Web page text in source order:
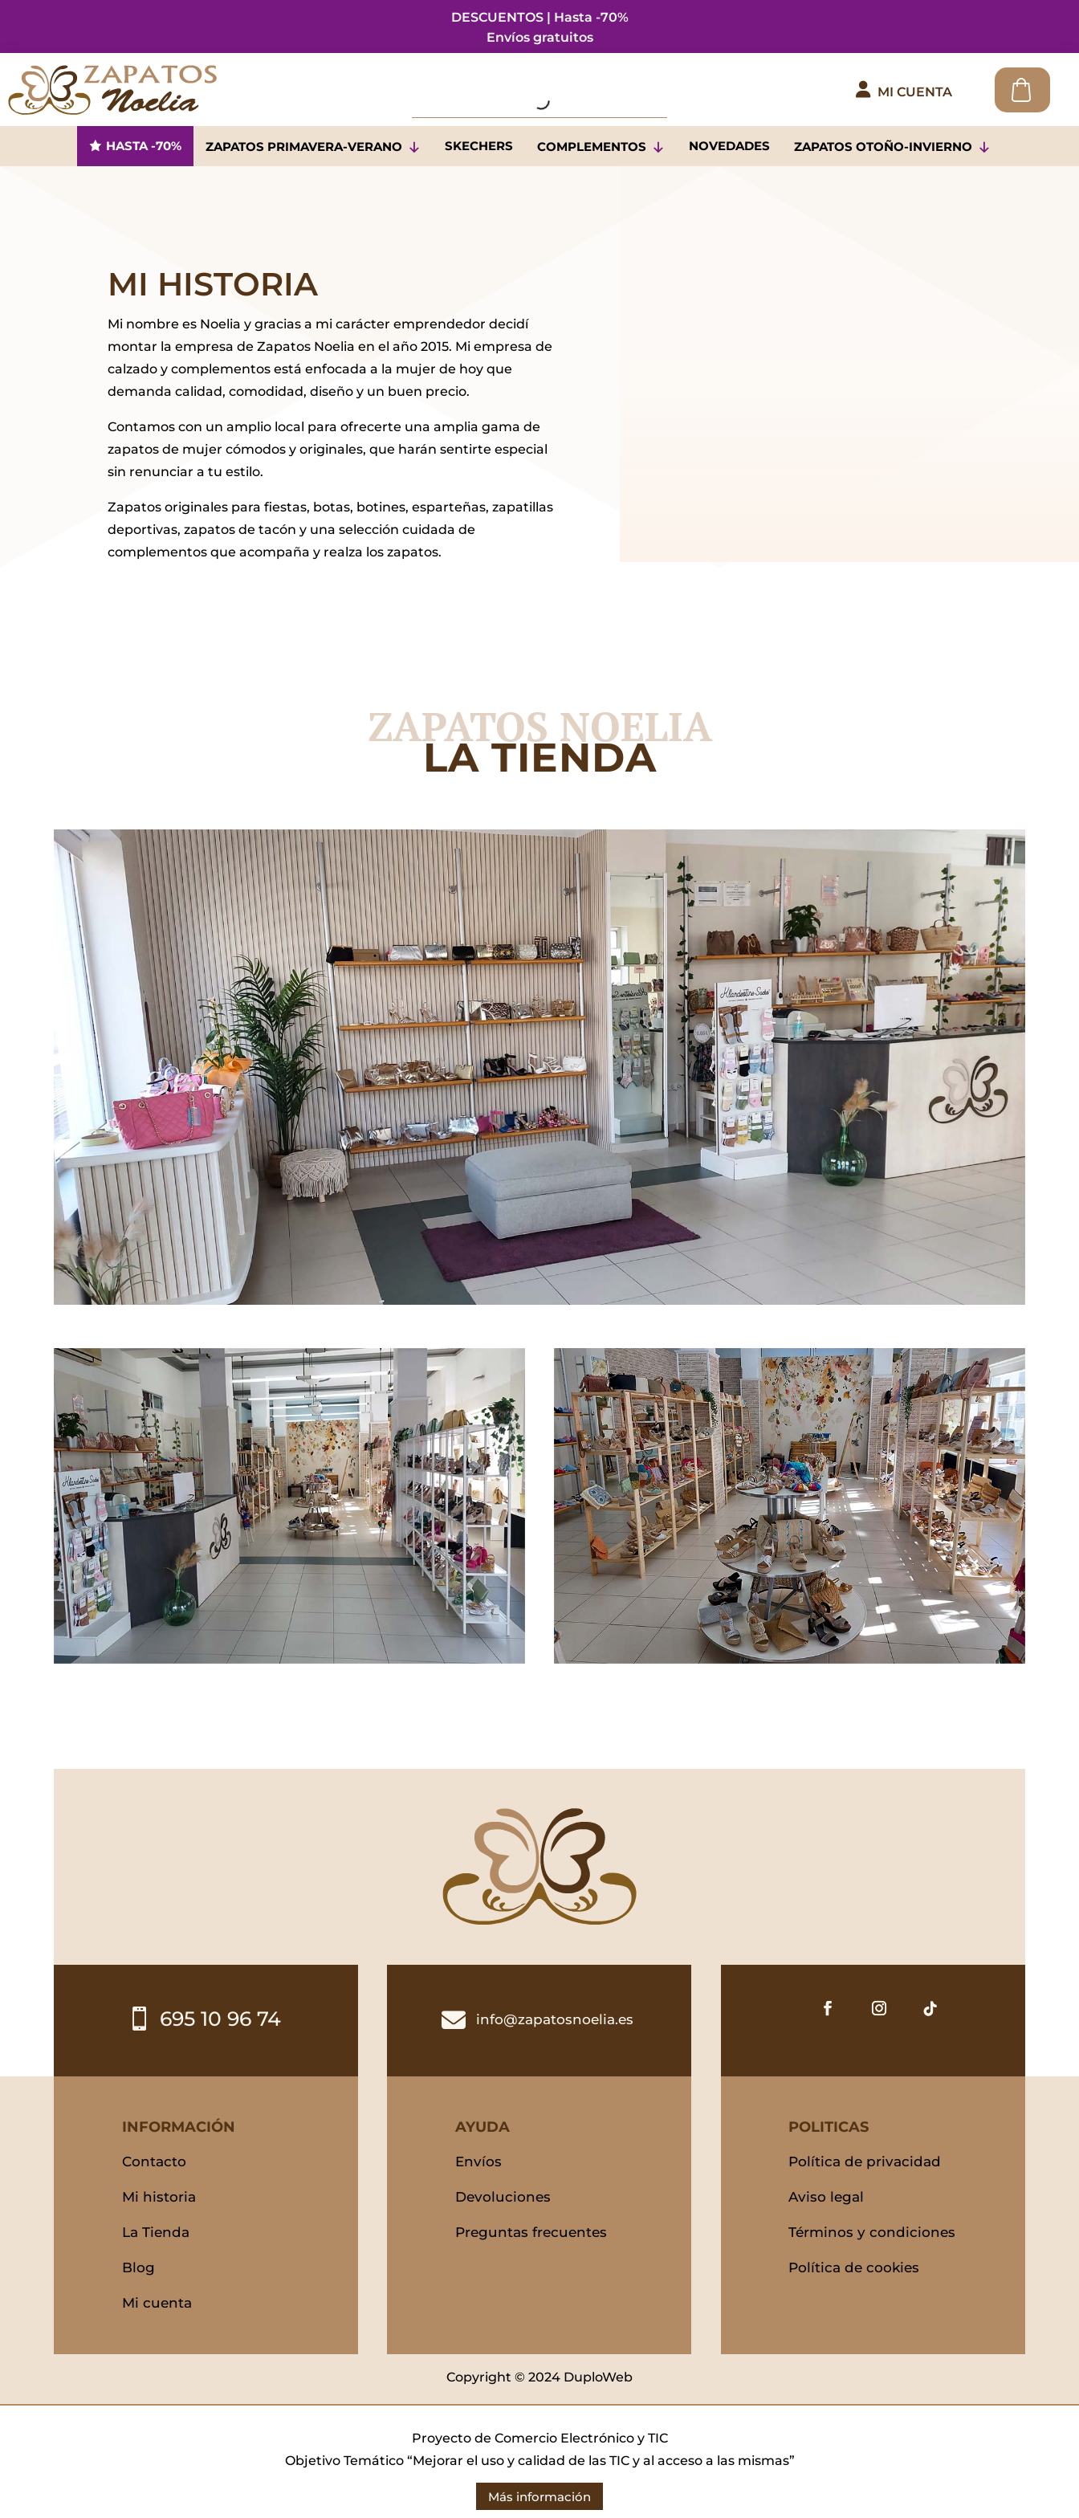
DESCUENTOS | Hasta -70%
Envíos gratuitos
 MI CUENTA
HASTA -70% ZAPATOS PRIMAVERA-VERANO SKECHERS COMPLEMENTOS NOVEDADES ZAPATOS OTOÑO-INVIERNO
MI HISTORIA
Mi nombre es Noelia y gracias a mi carácter emprendedor decidí
montar la empresa de Zapatos Noelia en el año 2015. Mi empresa de
calzado y complementos está enfocada a la mujer de hoy que
demanda calidad, comodidad, diseño y un buen precio.
Contamos con un amplio local para ofrecerte una amplia gama de
zapatos de mujer cómodos y originales, que harán sentirte especial
sin renunciar a tu estilo.
Zapatos originales para fiestas, botas, botines, esparteñas, zapatillas
deportivas, zapatos de tacón y una selección cuidada de
complementos que acompaña y realza los zapatos.
ZAPATOS NOELIA
LA TIENDA
 695 10 96 74  info@zapatosnoelia.es
INFORMACIÓN
Contacto
Mi historia
La Tienda
Blog
Mi cuenta
AYUDA
Envíos
Devoluciones
Preguntas frecuentes
POLITICAS
Política de privacidad
Aviso legal
Términos y condiciones
Política de cookies
Copyright © 2024 DuploWeb
Proyecto de Comercio Electrónico y TIC
Objetivo Temático “Mejorar el uso y calidad de las TIC y al acceso a las mismas”
Más información